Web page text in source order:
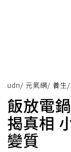
udn/ 元氣網/ 養生/
飯放電
揭真相
變質